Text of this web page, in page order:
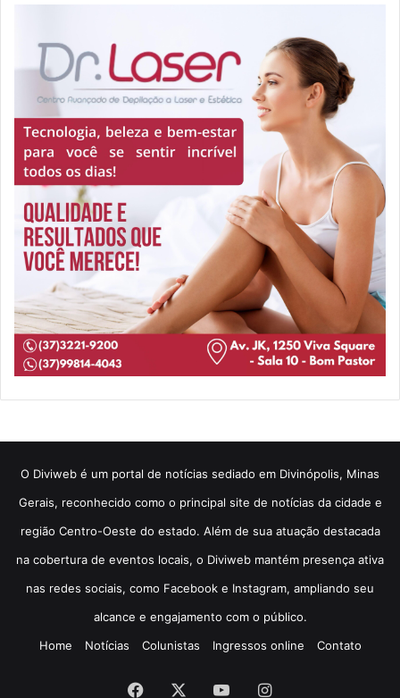
​O Diviweb é um portal de notícias sediado em Divinópolis, Minas
Gerais, reconhecido como o principal site de notícias da cidade e
região Centro-Oeste do estado. Além de sua atuação destacada
na cobertura de eventos locais, o Diviweb mantém presença ativa
nas redes sociais, como Facebook e Instagram, ampliando seu
alcance e engajamento com o público.
Home
Notícias Colunistas Ingressos online Contato
Facebook YouTubeInstagram